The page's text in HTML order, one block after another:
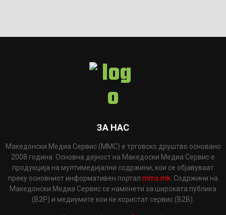
ЗА НАС
Македонски Медиа Сервис (ММС) е трговско друштво основано
2008 година. Основна дејност на Македоски Медиа Сервис е
продукција на мултимедијални содржини, кои се објавуваат
преку основниот информативен портал mms.mk . Содржини на
Македонски Медиа Сервис се наменети за широката публика
(B2P) и медиумите кои ќе користат сервис (B2B).